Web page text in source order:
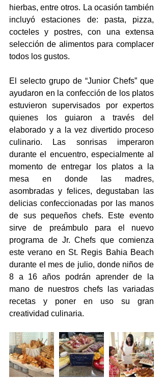
hierbas, entre otros. La ocasión también
incluyó estaciones de: pasta, pizza,
cocteles y postres, con una extensa
selección de alimentos para complacer
todos los gustos.
El selecto grupo de “Junior Chefs” que
ayudaron en la confección de los platos
estuvieron supervisados por expertos
quienes los guiaron a través del
elaborado y a la vez divertido proceso
culinario. Las sonrisas imperaron
durante el encuentro, especialmente al
momento de entregar los platos a la
mesa en donde las madres,
asombradas y felices, degustaban las
delicias confeccionadas por las manos
de sus pequeños chefs. Este evento
sirve de preámbulo para el nuevo
programa de Jr. Chefs que comienza
este verano en St. Regis Bahia Beach
durante el mes de julio, donde niños de
8 a 16 años podrán aprender de la
mano de nuestros chefs las variadas
recetas y poner en uso su gran
creatividad culinaria.